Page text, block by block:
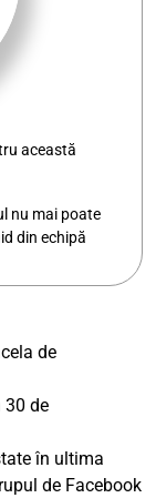
această
nu mai poate
din echipă
de
30 de
în ultima
de Facebook